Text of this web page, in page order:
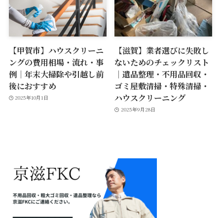
【甲賀市】ハウスクリーニ
ングの費用相場・流れ・事
例｜年末大掃除や引越し前
後におすすめ
2025年10月1日
【滋賀】業者選びに失敗し
ないためのチェックリスト
｜遺品整理・不用品回収・
ゴミ屋敷清掃・特殊清掃・
ハウスクリーニング
2025年9月28日